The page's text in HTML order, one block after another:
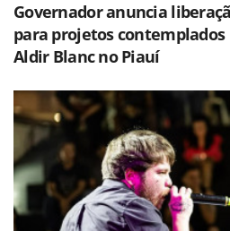
Governador anuncia
para projetos contemplados
Aldir Blanc no Piauí